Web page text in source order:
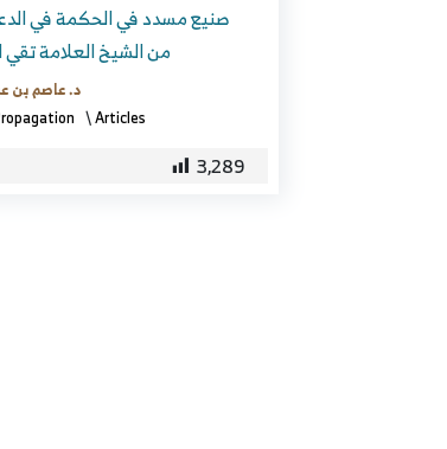
من الشيخ العلامة تقي
د. عاصم بن
\Articles
3,289